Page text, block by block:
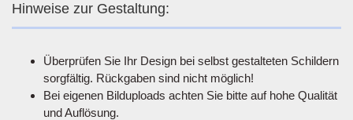
Hinweise zur Gestaltung:
Überprüfen Sie Ihr Design bei selbst gestalteten Schildern
sorgfältig. Rückgaben sind nicht möglich!
Bei eigenen Bilduploads achten Sie bitte auf hohe Qualität
und Auflösung.